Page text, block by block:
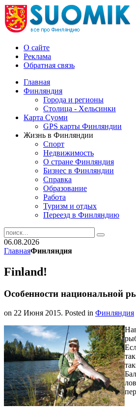
О сайте
Реклама
Обратная связь
Главная
Финляндия
Города и регионы
Столица - Хельсинки
Карта Суоми
GPS карты Финляндии
Жизнь в Финляндии
Спорт
Недвижимость
О стране Финляндия
Бизнес в Финляндии
Справка
Образование
Работа
Туризм и отдых
Переезд в Финляндию
06.08.2026
ГлавнаяФинляндия
Finland!
Особенности национальной
on 22 Июня 2015. Posted in Финляндия